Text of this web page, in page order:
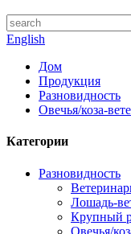
English
Дом
Продукция
Разновидность
Овечья/коза-
Категории
Разновидность
Лошадь-
Крупный
Овечья/